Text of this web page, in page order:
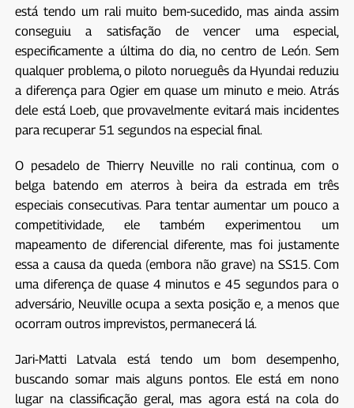
está tendo um rali muito bem-sucedido, mas ainda assim
conseguiu a satisfação de vencer uma especial,
especificamente a última do dia, no centro de León. Sem
qualquer problema, o piloto norueguês da Hyundai reduziu
a diferença para Ogier em quase um minuto e meio. Atrás
dele está Loeb, que provavelmente evitará mais incidentes
para recuperar 51 segundos na especial final.
O pesadelo de Thierry Neuville no rali continua, com o
belga batendo em aterros à beira da estrada em três
especiais consecutivas. Para tentar aumentar um pouco a
competitividade, ele também experimentou um
mapeamento de diferencial diferente, mas foi justamente
essa a causa da queda (embora não grave) na SS15. Com
uma diferença de quase 4 minutos e 45 segundos para o
adversário, Neuville ocupa a sexta posição e, a menos que
ocorram outros imprevistos, permanecerá lá.
Jari-Matti Latvala está tendo um bom desempenho,
buscando somar mais alguns pontos. Ele está em nono
lugar na classificação geral, mas agora está na cola do